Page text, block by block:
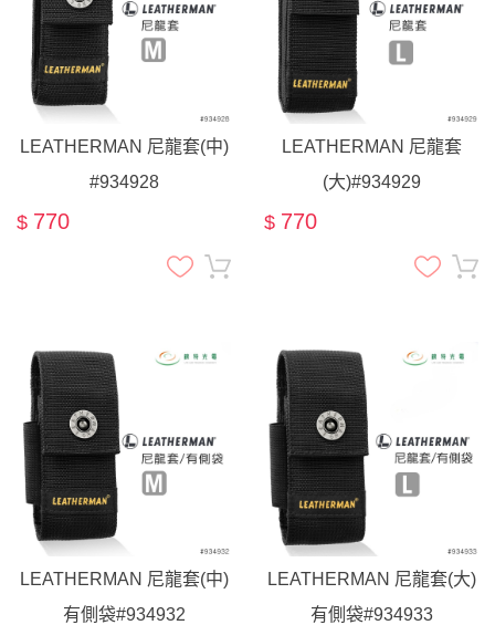
LEATHERMAN 尼龍套(中)
#934928
$ 770
LEATHERMAN 尼龍套
(大)#934929
$ 770
LEATHERMAN 尼龍套(中)
有側袋#934932
LEATHERMAN 尼龍套(大)
有側袋#934933